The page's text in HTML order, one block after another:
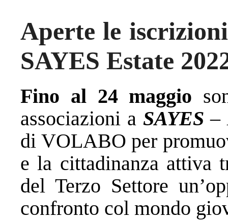
Aperte le
SAYES Estate
Fino al 24 maggio
associazioni a SAYES –
di VOLABO per
e la cittadinanza
del Terzo Settore
confronto col mondo